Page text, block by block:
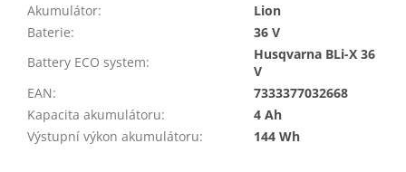
Akumulátor:
Lion
Baterie:
36 V
Battery ECO system:
Husqvarna BLi-X 36
V
EAN:
7333377032668
Kapacita akumulátoru:
4 Ah
Výstupní výkon akumulátoru: 144 Wh